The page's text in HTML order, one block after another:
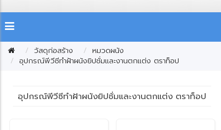
วัสดุก่อสร้าง
หมวดผนัง
อุปกรณ์พีวีซีทำฝ้าผนังยิปชั่มและงานตกแต่ง ตราท็อป
อุปกรณ์พีวีซีทำฝ้าผนังยิปชั่มและงานตกแต่ง ตราท็อป